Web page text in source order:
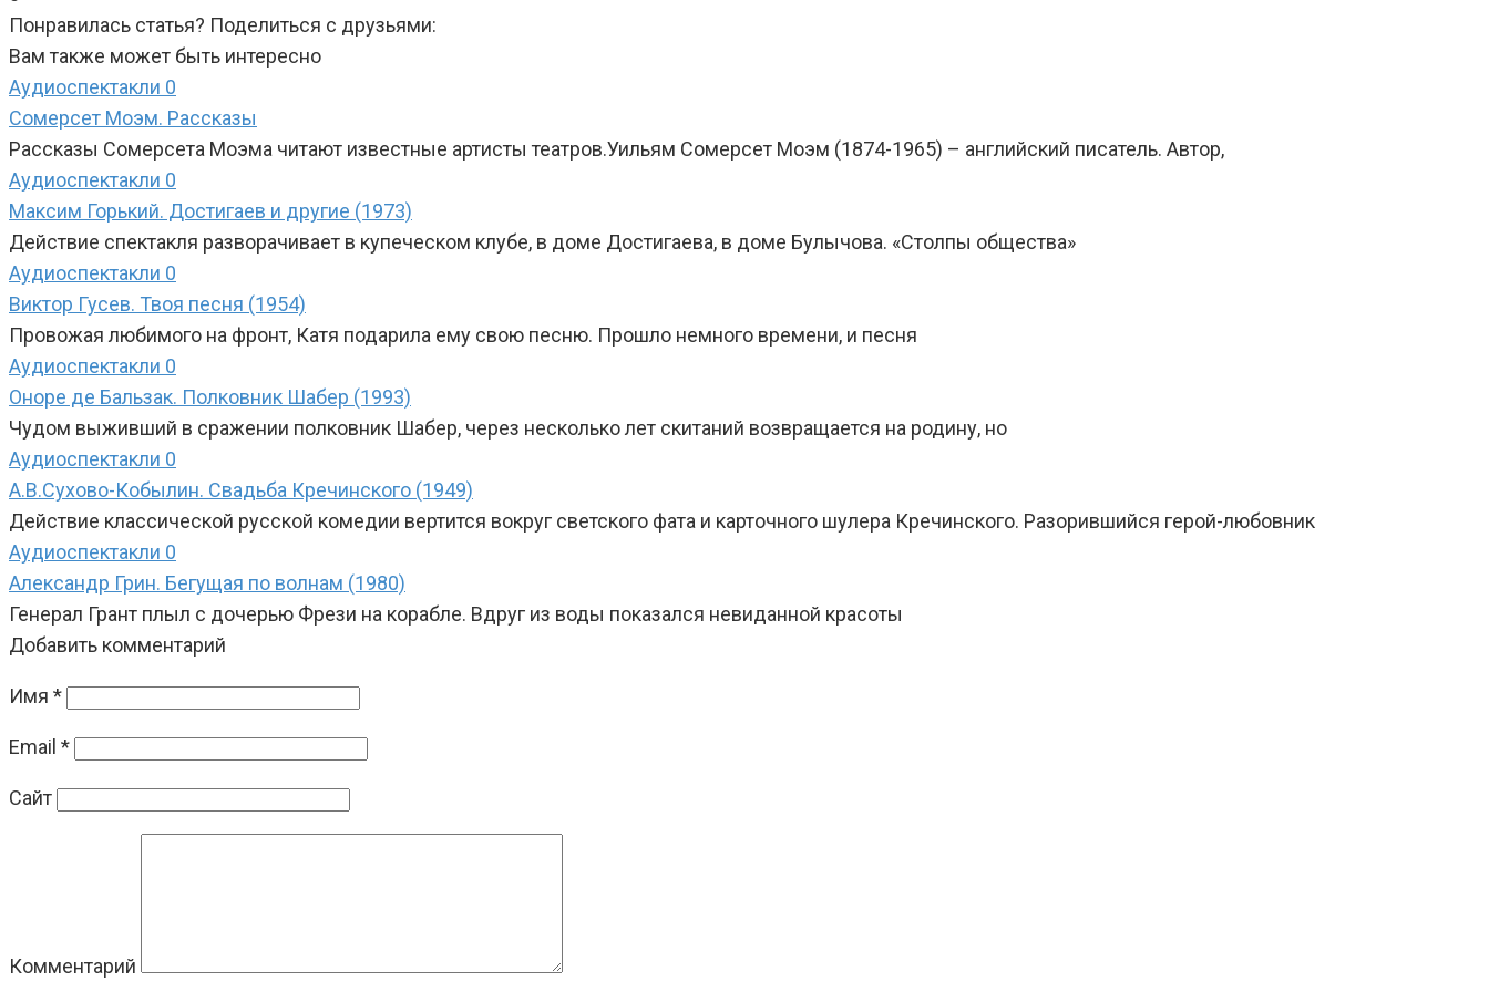
Понравилась статья? Поделиться с друзьями:
Вам также может быть интересно
Аудиоспектакли 0
Сомерсет Моэм. Рассказы
Рассказы Сомерсета Моэма читают известные артисты театров.Уильям Сомерсет Моэм (1874-1965) – английский писатель. Автор,
Аудиоспектакли 0
Максим Горький. Достигаев и другие (1973)
Действие спектакля разворачивает в купеческом клубе, в доме Достигаева, в доме Булычова. «Столпы общества»
Аудиоспектакли 0
Виктор Гусев. Твоя песня (1954)
Провожая любимого на фронт, Катя подарила ему свою песню. Прошло немного времени, и песня
Аудиоспектакли 0
Оноре де Бальзак. Полковник Шабер (1993)
Чудом выживший в сражении полковник Шабер, через несколько лет скитаний возвращается на родину, но
Аудиоспектакли 0
А.В.Сухово-Кобылин. Свадьба Кречинского (1949)
Действие классической русской комедии вертится вокруг светского фата и карточного шулера Кречинского. Разорившийся герой-любовник
Аудиоспектакли 0
Александр Грин. Бегущая по волнам (1980)
Генерал Грант плыл с дочерью Фрези на корабле. Вдруг из воды показался невиданной красоты
Добавить комментарий
Имя *
Email *
Сайт
Комментарий